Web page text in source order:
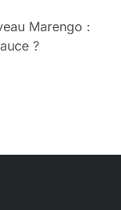
Marengo :
?